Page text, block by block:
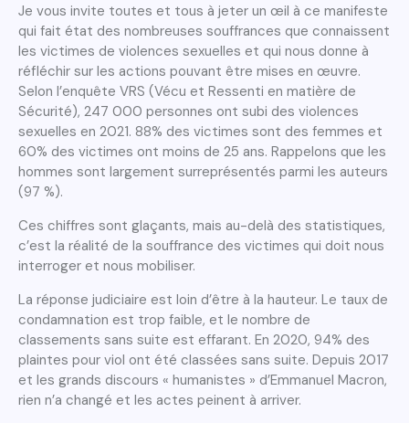
Je vous invite toutes et tous à jeter un œil à ce manifeste
qui fait état des nombreuses souffrances que connaissent
les victimes de violences sexuelles et qui nous donne à
réfléchir sur les actions pouvant être mises en œuvre.
Selon l’enquête VRS (Vécu et Ressenti en matière de
Sécurité), 247 000 personnes ont subi des violences
sexuelles en 2021. 88% des victimes sont des femmes et
60% des victimes ont moins de 25 ans. Rappelons que les
hommes sont largement surreprésentés parmi les auteurs
(97 %).
Ces chiffres sont glaçants, mais au-delà des statistiques,
c’est la réalité de la souffrance des victimes qui doit nous
interroger et nous mobiliser.
La réponse judiciaire est loin d’être à la hauteur. Le taux de
condamnation est trop faible, et le nombre de
classements sans suite est effarant. En 2020, 94% des
plaintes pour viol ont été classées sans suite. Depuis 2017
et les grands discours « humanistes » d’Emmanuel Macron,
rien n’a changé et les actes peinent à arriver.